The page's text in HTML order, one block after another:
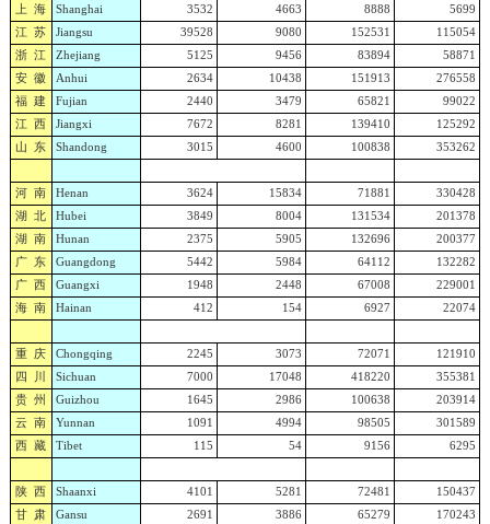
上 海 Shanghai 3532 4663 8888
5699
江 苏
Jiangsu 39528 9080 152531
115054
浙 江
Zhejiang 5125 9456 83894
58871
安 徽
Anhui 2634 10438 151913
276558
福 建
Fujian 2440 3479 65821
99022
江 西
Jiangxi 7672 8281 139410
125292
山 东
Shandong 3015 4600 100838 353262
河 南 Henan 3624 15834 71881
330428
湖 北
Hubei 3849 8004 131534
201378
湖 南
Hunan 2375 5905 132696
200377
广 东
Guangdong 5442 5984 64112
132282
广 西
Guangxi 1948 2448 67008
229001
海 南
Hainan 412 154 6927 22074
重 庆 Chongqing 2245 3073 72071
121910
四 川
Sichuan 7000 17048 418220
355381
贵 州
Guizhou 1645 2986 100638
203914
云 南
Yunnan 1091 4994 98505
301589
西 藏
Tibet 115 54 9156 6295
陕 西 Shaanxi 4101 5281 72481
150437
甘 肃
Gansu 2691 3886 65279 170243